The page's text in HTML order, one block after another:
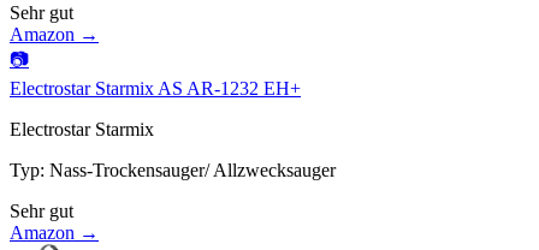
Sehr gut
Amazon →
📷
Electrostar Starmix AS AR-1232 EH+
Electrostar Starmix
Typ: Nass-Trockensauger/ Allzwecksauger
Sehr gut
Amazon →